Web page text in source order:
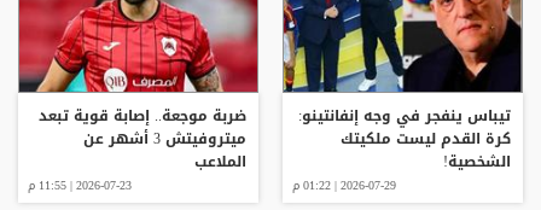
تيباس ينفجر في وجه إنفانتينو:
كرة القدم ليست ملكيتك
الشخصية!
2026-07-29 | 01:22 م
ضربة موجعة.. إصابة قوية تبعد
ميتروفيتش 3 أشهر عن
الملاعب
2026-07-23 | 11:55 م